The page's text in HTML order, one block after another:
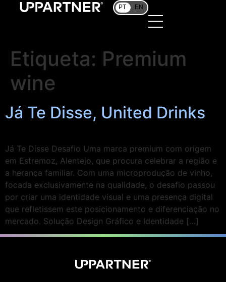
PT EN
Etiqueta: Premium
wine
Já Te Disse, United Drinks
Já Te Disse Desafio Uma marca premium com origem
em Estremoz, Alentejo, que procura celebrar a região e
a herança familiar. Com uma microprodução de vinho,
focada exclusivamente na qualidade, o desafio passou
por criar uma identidade visual e uma presença digital
que refletissem este posicionamento e diferenciação no
mercado. Solução Design Gráfico e Identidade […]